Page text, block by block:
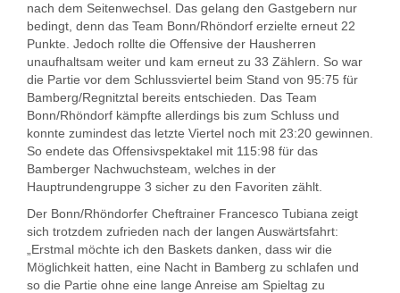
nach dem Seitenwechsel. Das gelang den Gastgebern nur
bedingt, denn das Team Bonn/Rhöndorf erzielte erneut 22
Punkte. Jedoch rollte die Offensive der Hausherren
unaufhaltsam weiter und kam erneut zu 33 Zählern. So war
die Partie vor dem Schlussviertel beim Stand von 95:75 für
Bamberg/Regnitztal bereits entschieden. Das Team
Bonn/Rhöndorf kämpfte allerdings bis zum Schluss und
konnte zumindest das letzte Viertel noch mit 23:20 gewinnen.
So endete das Offensivspektakel mit 115:98 für das
Bamberger Nachwuchsteam, welches in der
Hauptrundengruppe 3 sicher zu den Favoriten zählt.
Der Bonn/Rhöndorfer Cheftrainer Francesco Tubiana zeigt
sich trotzdem zufrieden nach der langen Auswärtsfahrt:
„Erstmal möchte ich den Baskets danken, dass wir die
Möglichkeit hatten, eine Nacht in Bamberg zu schlafen und
so die Partie ohne eine lange Anreise am Spieltag zu